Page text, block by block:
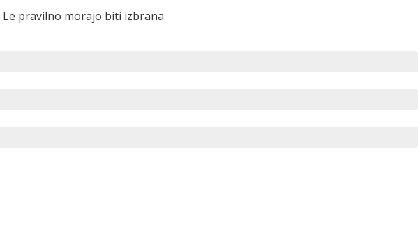
Le pravilno morajo biti izbrana.